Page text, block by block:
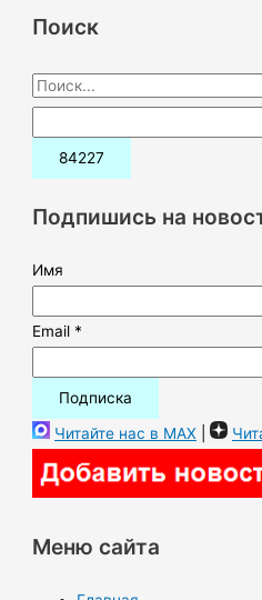
Поиск
П
о
и
:Подпишись на
Имя
Email *
Читайте нас в MAX |
Меню сайта